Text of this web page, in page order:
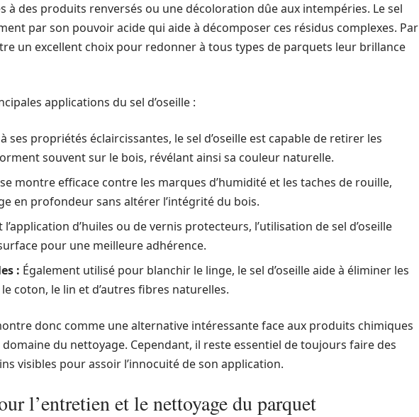
à des produits renversés ou une décoloration dûe aux intempéries. Le sel
par son pouvoir acide qui aide à décomposer ces résidus complexes. Par
un excellent choix pour redonner à tous types de parquets leur brillance
applications du sel d’oseille :
ses propriétés éclaircissantes, le sel d’oseille est capable de retirer les
souvent sur le bois, révélant ainsi sa couleur naturelle.
montre efficace contre les marques d’humidité et les taches de rouille,
en profondeur sans altérer l’intégrité du bois.
l’application d’huiles ou de vernis protecteurs, l’utilisation de sel d’oseille
pour une meilleure adhérence.
: Également utilisé pour blanchir le linge, le sel d’oseille aide à éliminer les
coton, le lin et d’autres fibres naturelles.
donc comme une alternative intéressante face aux produits chimiques
du nettoyage. Cependant, il reste essentiel de toujours faire des
visibles pour assoir l’innocuité de son application.
l’entretien et le nettoyage du parquet